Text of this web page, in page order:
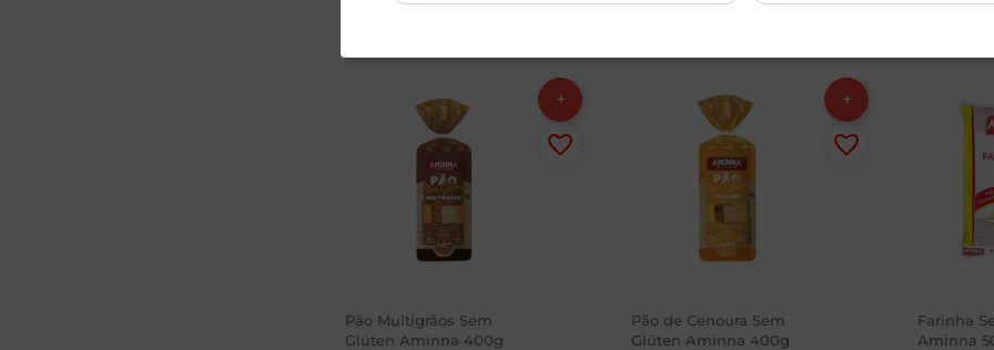
98 R$ 10,98 R$ 27,
Pão Multigrãos Sem
Glúten Aminna 400g
Pão de Cenoura Sem
Glúten Aminna 400g
Farinha
Aminna